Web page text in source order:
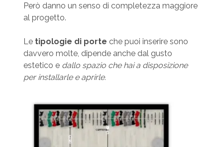
Però danno un senso di completezza maggiore
al progetto.
Le tipologie di porte che puoi inserire sono
davvero molte, dipende anche dal gusto
estetico e dallo spazio che hai a disposizione
per installarle e aprirle.